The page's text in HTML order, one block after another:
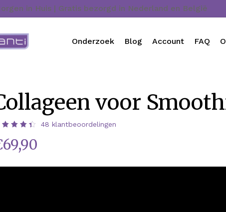
in Huis | Gratis bezorgd in Nederland en België
Onderzoek Blog Account FAQ
voor
5
48 klantbeoordelingen
69,90